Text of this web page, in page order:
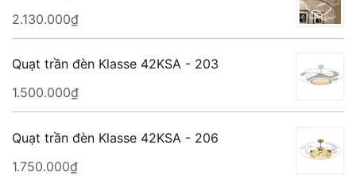
2.130.000₫
Quạt trần đèn Klasse 42KSA - 203
1.500.000₫
Quạt trần đèn Klasse 42KSA - 206
1.750.000₫